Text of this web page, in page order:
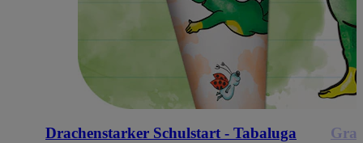
Drachenstarker Schulstart - Tabaluga